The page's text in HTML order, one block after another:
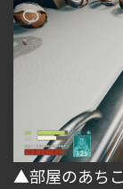
▲部屋のあち